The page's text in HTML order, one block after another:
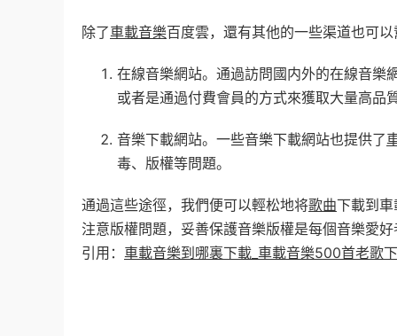
除了車載音樂百度雲，還有其他的一些渠道也可
在線音樂網站。通過訪問國内外的在線音樂
或者是通過付費會員的方式來獲取大量高品
音樂下載網站。一些音樂下載網站也提供了
毒、版權等問題。
通過這些途徑，我們便可以輕松地将歌曲下載到
注意版權問題，妥善保護音樂版權是每個音樂愛
引用： 車載音樂到哪裏下載_車載音樂500首老歌